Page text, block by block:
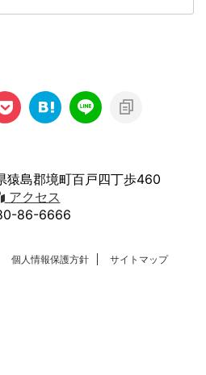
島郡境町百戸四丁歩460
アクセス
86-6666
個人情報保護方針 サイトマップ